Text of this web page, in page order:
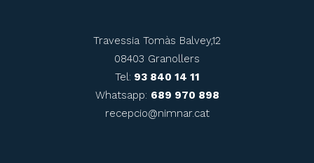
Travessia Tomàs Balvey,12
08403 Granollers
Tel: 93 840 14 11
Whatsapp: 689 970 898
recepcio@nimnar.cat